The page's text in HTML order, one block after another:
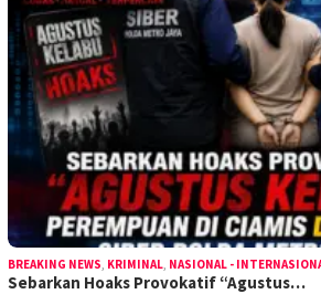
BREAKING NEWS, KRIMINAL, NASIONAL -
Sebarkan Hoaks Provokatif “Agustus…